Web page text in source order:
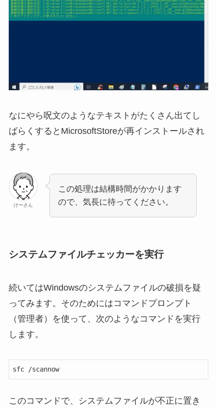
なにやら呪文のようなテキストがたくさん出てし
ばらくするとMicrosoftStoreが再インストールされ
ます。
けーさん
この処理は結構時間がかかります
ので、気長に待ってください。
システムファイルチェッカーを実行
続いてはWindowsのシステムファイルの破損を疑
ってみます。そのためにはコマンドプロンプト
（管理者）を使って、次のようなコマンドを実行
します。
sfc /scannow
このコマンドで、システムファイルが不正に置き